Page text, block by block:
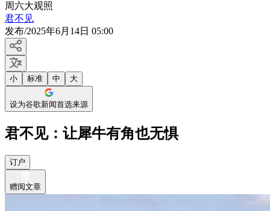
周六大观照
君不见
发布/2025年6月14日 05:00
小 标准 中 大
设为谷歌新闻首选来源
君不见：让犀牛有角也无惧
订户
赠阅文章